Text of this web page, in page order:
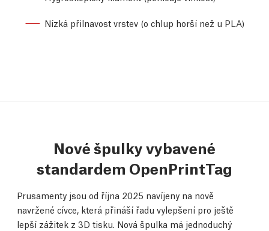
Nízká přilnavost vrstev (o chlup horší než u PLA)
Nové špulky vybavené
standardem OpenPrintTag
Prusamenty jsou od října 2025 navíjeny na nově
navržené cívce, která přináší řadu vylepšení pro ještě
lepší zážitek z 3D tisku. Nová špulka má jednoduchý